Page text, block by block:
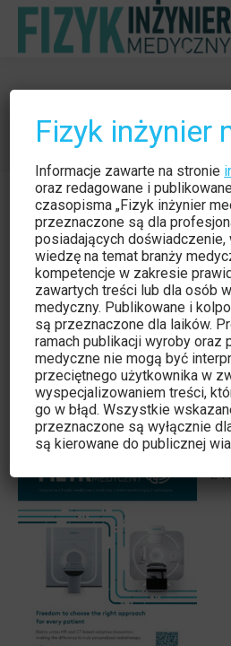
Jesteś tutaj:
Strona główna
Udostępnij tę
Share
on
Facebook
Share
on
X
Najnowsze wydanie
4/
24
Fizyk inżynier
Informacje zawarte na stronie
oraz redagowane i
czasopisma „Fizyk inżynier
przeznaczone są dla
posiadających doświadczenie,
wiedzę na temat branży
kompetencje w zakresie
zawartych treści lub dla osób
medyczny. Publikowane i
są przeznaczone dla laików.
ramach publikacji wyroby oraz
medyczne nie mogą być
przeciętnego użytkownika w
wyspecjalizowaniem treści,
go w błąd. Wszystkie
przeznaczone są wyłącznie
są kierowane do publicznej